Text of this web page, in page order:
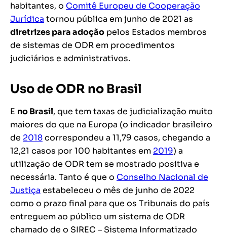
habitantes, o Comitê Europeu de Cooperação
Jurídica tornou pública em junho de 2021 as
diretrizes para adoção pelos Estados membros
de sistemas de ODR em procedimentos
judiciários e administrativos.
Uso de ODR no Brasil
E no Brasil, que tem taxas de judicialização muito
maiores do que na Europa (o indicador brasileiro
de 2018correspondeu a 11,79 casos, chegando a
12,21 casos por 100 habitantes em 2019) a
utilização de ODR tem se mostrado positiva e
necessária. Tanto é que o Conselho Nacional de
Justiça estabeleceu o mês de junho de 2022
como o prazo final para que os Tribunais do país
entreguem ao público um sistema de ODR
chamado de o SIREC – Sistema Informatizado